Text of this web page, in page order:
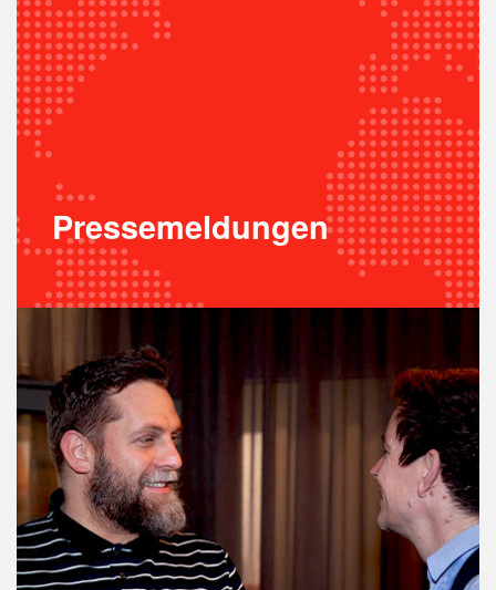
PRESSE
SPONSOREN & PARTNER
LOGIN
Pressemeldungen